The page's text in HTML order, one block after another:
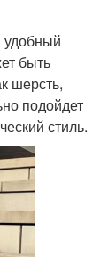
удобный
быть
шерсть,
подойдет
стиль.